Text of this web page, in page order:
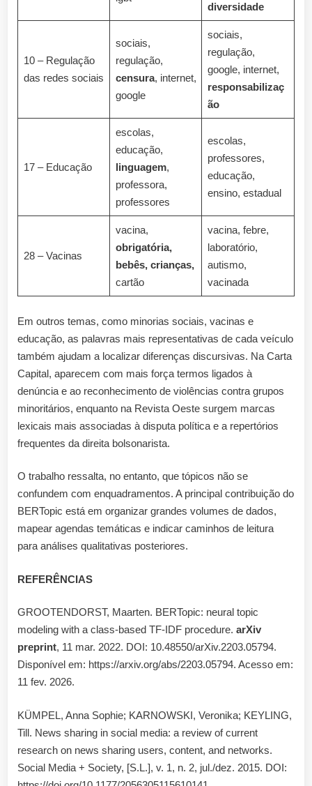
diversidade
10 – Regulação
das redes sociais
sociais,
regulação,
censura, internet,
google
sociais,
regulação,
google, internet,
responsabilizaç
ão
17 – Educação
escolas,
educação,
linguagem,
professora,
professores
escolas,
professores,
educação,
ensino, estadual
28 – Vacinas
vacina,
obrigatória,
bebês, crianças,
cartão
vacina, febre,
laboratório,
autismo,
vacinada
Em outros temas, como minorias sociais, vacinas e
educação, as palavras mais representativas de cada veículo
também ajudam a localizar diferenças discursivas. Na Carta
Capital, aparecem com mais força termos ligados à
denúncia e ao reconhecimento de violências contra grupos
minoritários, enquanto na Revista Oeste surgem marcas
lexicais mais associadas à disputa política e a repertórios
frequentes da direita bolsonarista.
O trabalho ressalta, no entanto, que tópicos não se
confundem com enquadramentos. A principal contribuição do
BERTopic está em organizar grandes volumes de dados,
mapear agendas temáticas e indicar caminhos de leitura
para análises qualitativas posteriores.
REFERÊNCIAS
GROOTENDORST, Maarten. BERTopic: neural topic
modeling with a class-based TF-IDF procedure. arXiv
preprint, 11 mar. 2022. DOI: 10.48550/arXiv.2203.05794.
Disponível em: https://arxiv.org/abs/2203.05794. Acesso em:
11 fev. 2026.
KÜMPEL, Anna Sophie; KARNOWSKI, Veronika; KEYLING,
Till. News sharing in social media: a review of current
research on news sharing users, content, and networks.
Social Media + Society, [S.L.], v. 1, n. 2, jul./dez. 2015. DOI: